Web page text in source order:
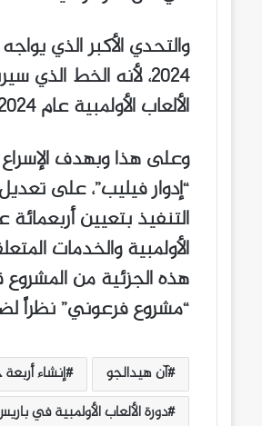
2024، لأنه الخط
الألعاب الأولمبية عام 2024 والتي وقع فيها الاختيار على باريس لتنظيمها.
وعلى هذا وبهدف
التنفيذ بتعيين
الأولمبية والخدمات
“مشروع فرعوني” نظراً
آن هيدالجو إنشاء
دورة الألعاب الأولمبية في باريس